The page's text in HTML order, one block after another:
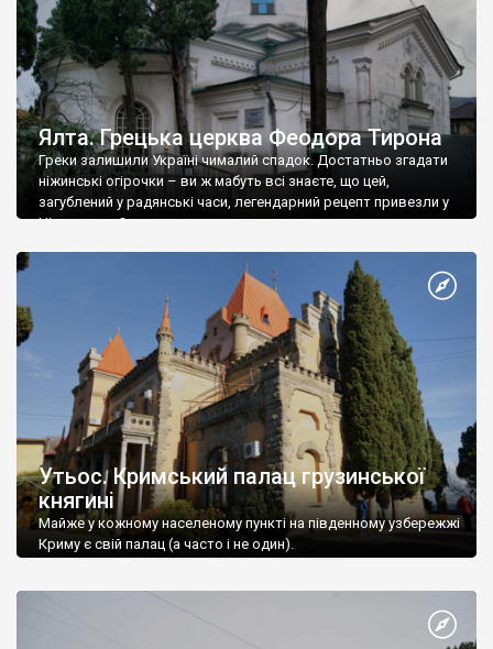
Ялта. Грецька церква Феодора Тирона
Греки залишили Україні чималий спадок. Достатньо згадати
ніжинські огірочки – ви ж мабуть всі знаєте, що цей,
загублений у радянські часи, легендарний рецепт привезли у
Ніжин греки?
Утьос. Кримський палац грузинської
княгині
Майже у кожному населеному пункті на південному узбережжі
Криму є свій палац (а часто і не один).